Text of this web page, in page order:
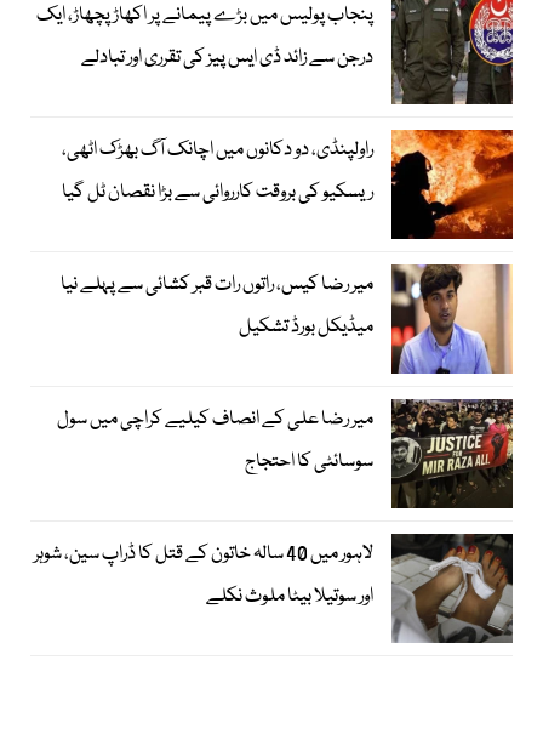
پنجاب پولیس میں بڑے پیمانے پر اکھاڑ پچھاڑ، ایک
درجن سے زائد ڈی ایس پیز کی تقرری اور تبادلے
راولپنڈی، دو دکانوں میں اچانک آگ بھڑک اٹھی،
ریسکیو کی بروقت کارروائی سے بڑا نقصان ٹل گیا
میر رضا کیس، راتوں رات قبر کشائی سے پہلے نیا
میڈیکل بورڈ تشکیل
میر رضا علی کے انصاف کیلیے کراچی میں سول
سوسائٹی کا احتجاج
لاہور میں 40 سالہ خاتون کے قتل کا ڈراپ سین، شوہر
اور سوتیلا بیٹا ملوث نکلے